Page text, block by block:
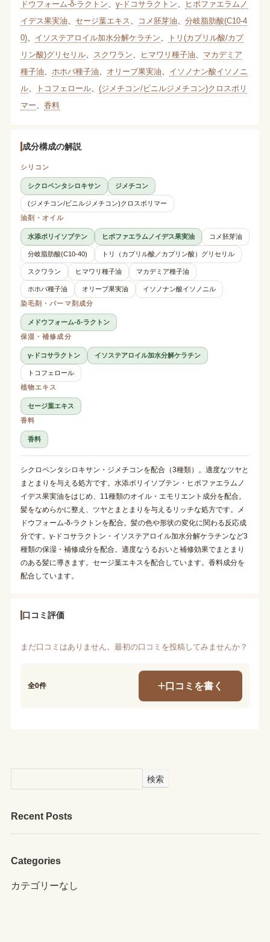
ドウフォーム-δ-ラクトン
γ-ドコサラクトン
ヒポファエラムノ
イデス果実油
セージ葉エキス コメ胚芽油
分岐脂肪酸(C10-4
0)、 イソステアロイル加水分解ケラチン
トリ(カプリル酸/カプ
リン酸)グリセリル、 スクワラン ヒマワリ種子油
マカデミア
種子油
ホホバ種子油 オリーブ果実油
イソノナン酸イソノニ
ル、 トコフェロール、 (ジメチコン/ビニルジメチコン)クロスポリ
マー
香料
成分構成の解説
シリコン
シクロペンタシロキサン ジメチコン
(ジメチコン/ビニルジメチコン)クロスポリマー
油剤・オイル
水添ポリイソブテン ヒポファエラムノイデス果実油 コメ胚芽油
分岐脂肪酸(C10-40) トリ（カプリル酸／カプリン酸）グリセリル
スクワラン ヒマワリ種子油 マカデミア種子油
ホホバ種子油 オリーブ果実油
イソノナン酸イソノニル
染毛剤・パーマ剤成分
メドウフォーム-δ-ラクトン
保湿・補修成分
γ-ドコサラクトン イソステアロイル加水分解ケラチン
トコフェロール
植物エキス
セージ葉エキス
香料
香料
シクロペンタシロキサン・ジメチコンを配合（3種類）。適度なツヤと
まとまりを与える処方です。水添ポリイソブテン・ヒポファエラムノ
イデス果実油をはじめ、11種類のオイル・エモリエント成分を配合。
髪をなめらかに整え、ツヤとまとまりを与えるリッチな処方です。メ
ドウフォーム-δ-ラクトンを配合。髪の色や形状の変化に関わる反応成
分です。γ-ドコサラクトン・イソステアロイル加水分解ケラチンなど3
種類の保湿・補修成分を配合。適度なうるおいと補修効果でまとまり
のある髪に導きます。セージ葉エキスを配合しています。香料成分を
配合しています。
口コミ評価
まだ口コミはありません。最初の口コミを投稿してみませんか？
全0件 口コミを書く
検索
Recent Posts
Categories
カテゴリーなし